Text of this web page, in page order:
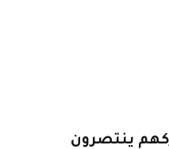
ينتصرون